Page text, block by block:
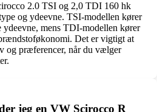
2.0 TSI og 2,0 TDI 160 hk
og ydeevne. TSI-modellen kører
ydeevne, mens TDI-modellen kører
Det er vigtigt at
og præferencer, når du vælger
jeg en VW Scirocco R